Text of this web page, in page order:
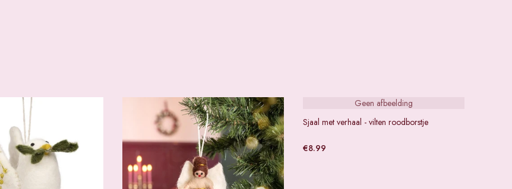
Geen afbeelding
Sjaal met verhaal - vilten roodborstje
€8.99